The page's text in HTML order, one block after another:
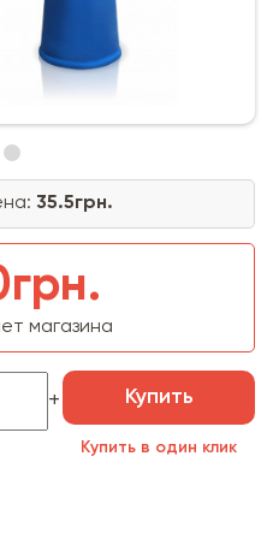
35.5грн.
магазина
Купить
Купить в один клик